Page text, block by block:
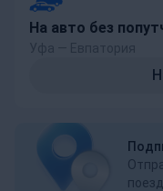
На авто без